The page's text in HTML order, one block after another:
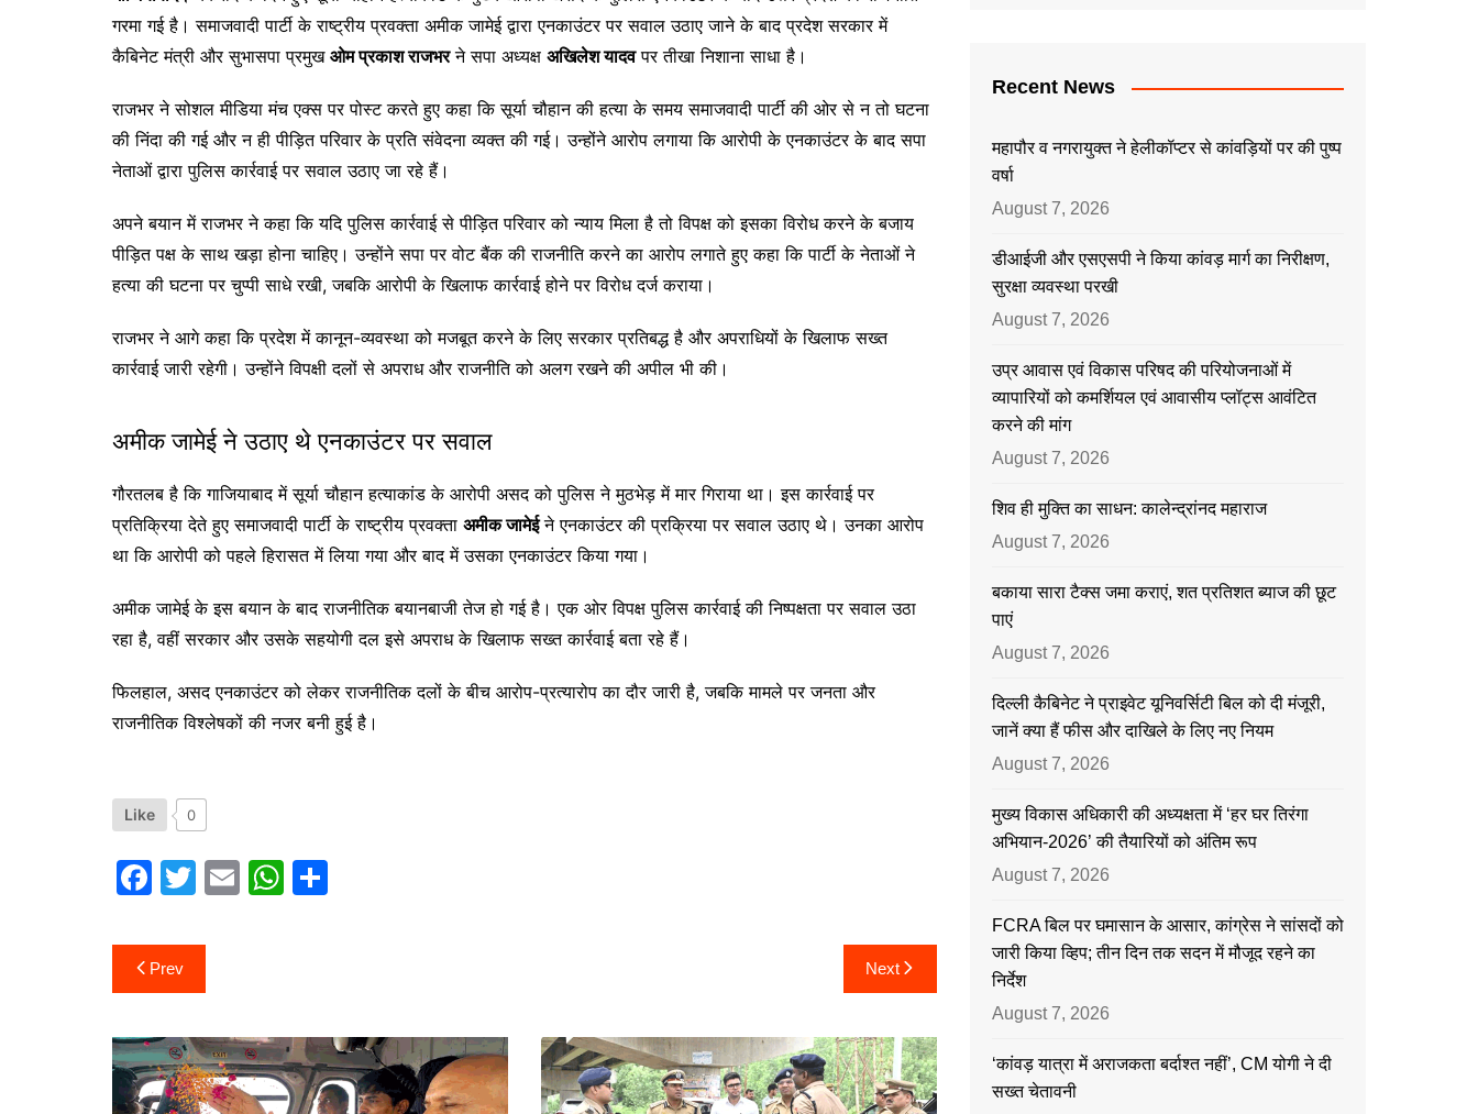
गरमा गई है। समाजवादी पार्टी के राष्ट्रीय प्रवक्ता अमीक जामेई द्वारा एनकाउंटर पर सवाल उठाए जाने के बाद प्रदेश सरकार में
कैबिनेट मंत्री और सुभासपा प्रमुख ओम प्रकाश राजभरने सपा अध्यक्ष अखिलेश यादवपर तीखा निशाना साधा है।
राजभर ने सोशल मीडिया मंच एक्स पर पोस्ट करते हुए कहा कि सूर्या चौहान की हत्या के समय समाजवादी पार्टी की ओर से न तो घटना
की निंदा की गई और न ही पीड़ित परिवार के प्रति संवेदना व्यक्त की गई। उन्होंने आरोप लगाया कि आरोपी के एनकाउंटर के बाद सपा
नेताओं द्वारा पुलिस कार्रवाई पर सवाल उठाए जा रहे हैं।
अपने बयान में राजभर ने कहा कि यदि पुलिस कार्रवाई से पीड़ित परिवार को न्याय मिला है तो विपक्ष को इसका विरोध करने के बजाय
पीड़ित पक्ष के साथ खड़ा होना चाहिए। उन्होंने सपा पर वोट बैंक की राजनीति करने का आरोप लगाते हुए कहा कि पार्टी के नेताओं ने
हत्या की घटना पर चुप्पी साधे रखी, जबकि आरोपी के खिलाफ कार्रवाई होने पर विरोध दर्ज कराया।
राजभर ने आगे कहा कि प्रदेश में कानून-व्यवस्था को मजबूत करने के लिए सरकार प्रतिबद्ध है और अपराधियों के खिलाफ सख्त
कार्रवाई जारी रहेगी। उन्होंने विपक्षी दलों से अपराध और राजनीति को अलग रखने की अपील भी की।
अमीक जामेई ने उठाए थे एनकाउंटर पर सवाल
गौरतलब है कि गाजियाबाद में सूर्या चौहान हत्याकांड के आरोपी असद को पुलिस ने मुठभेड़ में मार गिराया था। इस कार्रवाई पर
प्रतिक्रिया देते हुए समाजवादी पार्टी के राष्ट्रीय प्रवक्ता अमीक जामेईने एनकाउंटर की प्रक्रिया पर सवाल उठाए थे। उनका आरोप
था कि आरोपी को पहले हिरासत में लिया गया और बाद में उसका एनकाउंटर किया गया।
अमीक जामेई के इस बयान के बाद राजनीतिक बयानबाजी तेज हो गई है। एक ओर विपक्ष पुलिस कार्रवाई की निष्पक्षता पर सवाल उठा
रहा है, वहीं सरकार और उसके सहयोगी दल इसे अपराध के खिलाफ सख्त कार्रवाई बता रहे हैं।
फिलहाल, असद एनकाउंटर को लेकर राजनीतिक दलों के बीच आरोप-प्रत्यारोप का दौर जारी है, जबकि मामले पर जनता और
राजनीतिक विश्लेषकों की नजर बनी हुई है।
Like 0
F
c
e
o
o
T
itt
er
E
W
p
p
PostPrev Next
Recent News
महापौर व नगरायुक्त ने हेलीकॉप्टर से कांवड़ियों पर की पुष्प
वर्षा
August 7, 2026
डीआईजी और एसएसपी ने किया कांवड़ मार्ग का निरीक्षण,
सुरक्षा व्यवस्था परखी
August 7, 2026
उप्र आवास एवं विकास परिषद की परियोजनाओं में
व्यापारियों को कमर्शियल एवं आवासीय प्लॉट्स आवंटित
करने की मांग
August 7, 2026
शिव ही मुक्ति का साधन: कालेन्द्रांनद महाराज
August 7, 2026
बकाया सारा टैक्स जमा कराएं, शत प्रतिशत ब्याज की छूट
पाएं
August 7, 2026
दिल्ली कैबिनेट ने प्राइवेट यूनिवर्सिटी बिल को दी मंजूरी,
जानें क्या हैं फीस और दाखिले के लिए नए नियम
August 7, 2026
मुख्य विकास अधिकारी की अध्यक्षता में ‘हर घर तिरंगा
अभियान-2026’ की तैयारियों को अंतिम रूप
August 7, 2026
FCRA बिल पर घमासान के आसार, कांग्रेस ने सांसदों को
जारी किया व्हिप; तीन दिन तक सदन में मौजूद रहने का
निर्देश
August 7, 2026
‘कांवड़ यात्रा में अराजकता बर्दाश्त नहीं’, CM योगी ने दी
सख्त चेतावनी